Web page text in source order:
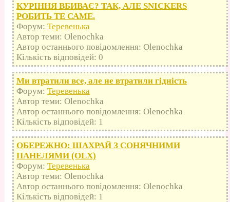
КУРІННЯ ВБИВАЄ? ТАК, АЛЕ SNICKERS
РОБИТЬ ТЕ САМЕ.
Форум: Теревенька
Автор теми: Olenochka
Автор останнього повідомлення: Olenochka
Кількість відповідей: 0
Ми втратили все, але не втратили гідність
Форум: Теревенька
Автор теми: Olenochka
Автор останнього повідомлення: Olenochka
Кількість відповідей: 1
ОБЕРЕЖНО: ШАХРАЙ З СОНЯЧНИМИ
ПАНЕЛЯМИ (OLX)
Форум: Теревенька
Автор теми: Olenochka
Автор останнього повідомлення: Olenochka
Кількість відповідей: 1